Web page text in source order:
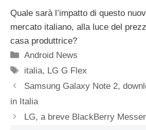
Quale sarà l’impatto di questo
mercato italiano, alla luce del
casa produttrice?
Categorie
Android News
Tag
italia, LG G Flex
Samsung Galaxy Note 2,
in Italia
LG, a breve BlackBerry